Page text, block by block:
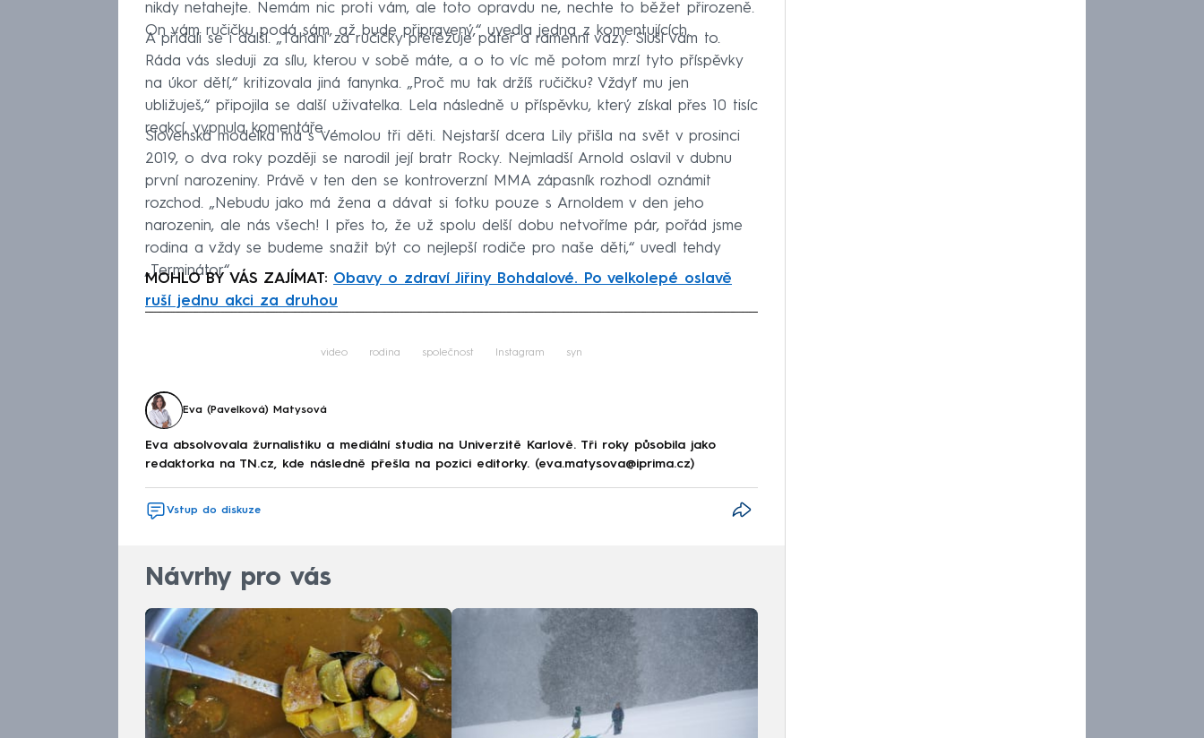
nikdy netahejte. Nemám nic proti vám, ale toto opravdu ne, nechte to běžet přirozeně.
On vám ručičku podá sám, až bude připravený,“ uvedla jedna z komentujících.
A přidali se i další. „Tahání za ručičky přetěžuje páteř a ramenní vazy. Sluší vám to.
Ráda vás sleduji za sílu, kterou v sobě máte, a o to víc mě potom mrzí tyto příspěvky
na úkor dětí,“ kritizovala jiná fanynka. „Proč mu tak držíš ručičku? Vždyť mu jen
ubližuješ,“ připojila se další uživatelka. Lela následně u příspěvku, který získal přes 10 tisíc
reakcí, vypnula komentáře.
Slovenská modelka má s Vémolou tři děti. Nejstarší dcera Lily přišla na svět v prosinci
2019, o dva roky později se narodil její bratr Rocky. Nejmladší Arnold oslavil v dubnu
první narozeniny. Právě v ten den se kontroverzní MMA zápasník rozhodl oznámit
rozchod. „Nebudu jako má žena a dávat si fotku pouze s Arnoldem v den jeho
narozenin, ale nás všech! I přes to, že už spolu delší dobu netvoříme pár, pořád jsme
rodina a vždy se budeme snažit být co nejlepší rodiče pro naše děti,“ uvedl tehdy
„Terminátor“.
MOHLO BY VÁS ZAJÍMAT: Obavy o zdraví Jiřiny Bohdalové. Po velkolepé oslavě
ruší jednu akci za druhou
video rodina společnost Instagram syn
Eva (Pavelková) Matysová
Eva absolvovala žurnalistiku a mediální studia na Univerzitě Karlově. Tři roky působila jako
redaktorka na TN.cz, kde následně přešla na pozici editorky. (eva.matysova@iprima.cz)
Vstup do diskuze
Návrhy pro vás